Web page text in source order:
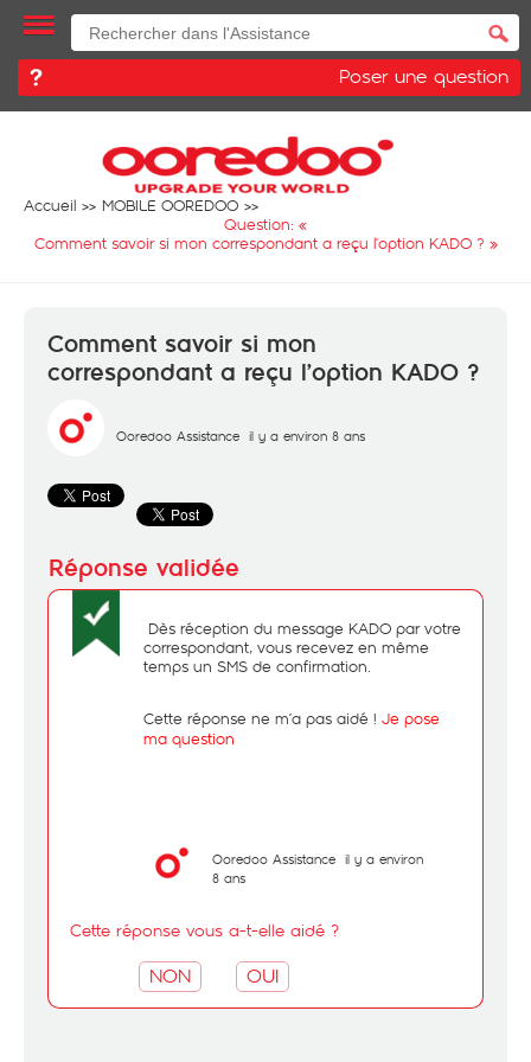
Poser une question
Accueil
MOBILE OOREDOO
Question: «
Comment savoir si mon correspondant a reçu l’option KADO ? »
Comment savoir si mon
correspondant a reçu l’option KADO ?
Ooredoo Assistance il y a environ 8 ans
Dès réception du message KADO par votre
correspondant, vous recevez en même
temps un SMS de confirmation.
Cette réponse ne m’a pas aidé ! Je pose
ma question
Ooredoo Assistance il y a environ
8 ans
Cette réponse vous a-t-elle aidé ?
NON OUI